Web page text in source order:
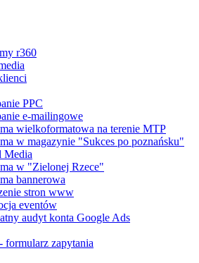
r360
PPC
e-mailingowe
wielkoformatowa na terenie MTP
w magazynie "Sukces po poznańsku"
Media
w "Zielonej Rzece"
bannerowa
stron www
eventów
audyt konta Google Ads
formularz zapytania